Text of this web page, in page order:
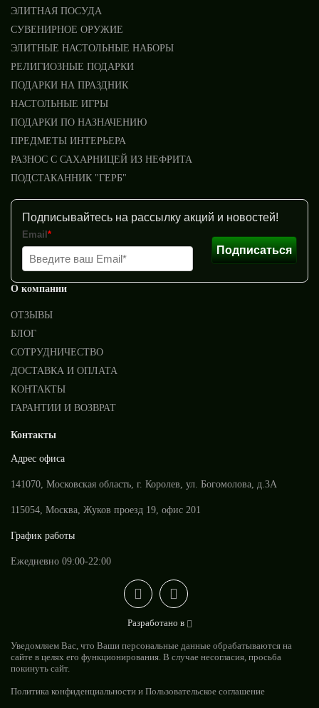
Уведомляем Вас, что Ваши персональные данные обрабатываются на
сайте в целях его функционирования. В случае несогласия, просьба
покинуть сайт.
Политика конфиденциальности и Пользовательское соглашение
ЭЛИТНАЯ ПОСУДА
СУВЕНИРНОЕ ОРУЖИЕ
ЭЛИТНЫЕ НАСТОЛЬНЫЕ НАБОРЫ
РЕЛИГИОЗНЫЕ ПОДАРКИ
ПОДАРКИ НА ПРАЗДНИК
НАСТОЛЬНЫЕ ИГРЫ
ПОДАРКИ ПО НАЗНАЧЕНИЮ
ПРЕДМЕТЫ ИНТЕРЬЕРА
РАЗНОС С САХАРНИЦЕЙ ИЗ НЕФРИТА
ПОДСТАКАННИК "ГЕРБ"
Подписывайтесь на рассылку акций и новостей!
Email *
Подписаться
О компании
ОТЗЫВЫ
БЛОГ
СОТРУДНИЧЕСТВО
ДОСТАВКА И ОПЛАТА
КОНТАКТЫ
ГАРАНТИИ И ВОЗВРАТ
Контакты
Адрес офиса
141070, Московская область, г. Королев, ул. Богомолова, д.3А
115054, Москва, Жуков проезд 19, офис 201
График работы
Ежедневно 09:00-22:00
Разработано в